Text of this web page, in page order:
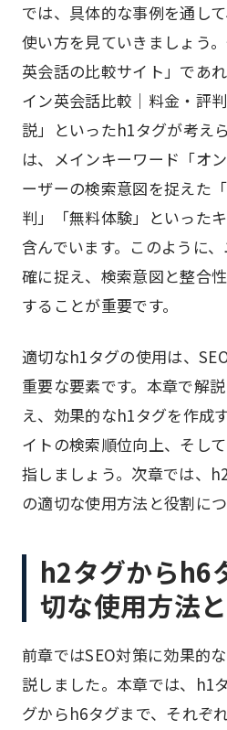
では、具体的な事例を通し
使い方を見ていきましょう
英会話の比較サイト」であ
イン英会話比較｜料金・評
説」といったh1タグが考え
は、メインキーワード「オ
ーザーの検索意図を捉えた
判」「無料体験」といった
含んでいます。このように
確に捉え、検索意図と整合
することが重要です。
適切なh1タグの使用は、
重要な要素です。本章で解
え、効果的なh1タグを作成
イトの検索順位向上、そし
指しましょう。次章では、
の適切な使用方法と役割につ
h2タグからh6
切な使用方法
前章ではSEO対策に効果的
説しました。本章では、h1
グからh6タグまで、それぞ